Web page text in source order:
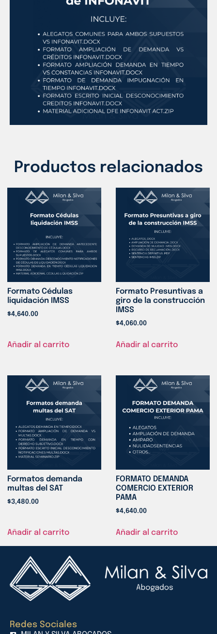
Productos relacionados
Formato Cédulas
liquidación IMSS
$4,640.00
Añadir al carrito
Formato Presuntivas a
giro de la construcción
IMSS
$4,060.00
Añadir al carrito
Formatos demanda
multas del SAT
$3,480.00
Añadir al carrito
FORMATO DEMANDA
COMERCIO EXTERIOR
PAMA
$4,640.00
Añadir al carrito
Redes Sociales